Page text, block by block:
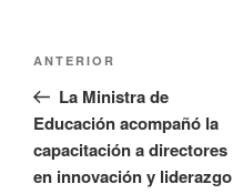
ANTERIOR
La Ministra de
Educación acompañó la
capacitación a directores
en innovación y liderazgo